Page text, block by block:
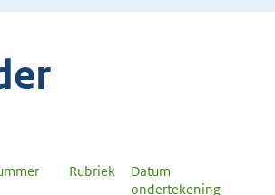
Rubriek
Datum
ondertekening